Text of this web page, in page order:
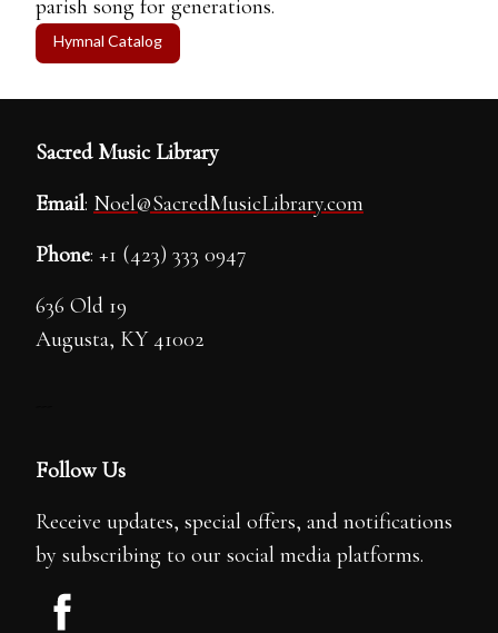
parish song for generations.
Hymnal Catalog
Sacred Music Library
Email: Noel@SacredMusicLibrary.com
Phone: +1 (423) 333 0947
636 Old 19
Augusta, KY 41002
Follow Us
Receive updates, special offers, and notifications
by subscribing to our social media platforms.